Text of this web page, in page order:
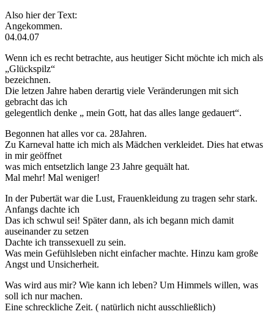
Also hier der Text:
Angekommen.
04.04.07
Wenn ich es recht betrachte, aus heutiger Sicht möchte ich mich als
„Glückspilz“
bezeichnen.
Die letzen Jahre haben derartig viele Veränderungen mit sich
gebracht das ich
gelegentlich denke „ mein Gott, hat das alles lange gedauert“.
Begonnen hat alles vor ca. 28Jahren.
Zu Karneval hatte ich mich als Mädchen verkleidet. Dies hat etwas
in mir geöffnet
was mich entsetzlich lange 23 Jahre gequält hat.
Mal mehr! Mal weniger!
In der Pubertät war die Lust, Frauenkleidung zu tragen sehr stark.
Anfangs dachte ich
Das ich schwul sei! Später dann, als ich begann mich damit
auseinander zu setzen
Dachte ich transsexuell zu sein.
Was mein Gefühlsleben nicht einfacher machte. Hinzu kam große
Angst und Unsicherheit.
Was wird aus mir? Wie kann ich leben? Um Himmels willen, was
soll ich nur machen.
Eine schreckliche Zeit. ( natürlich nicht ausschließlich)